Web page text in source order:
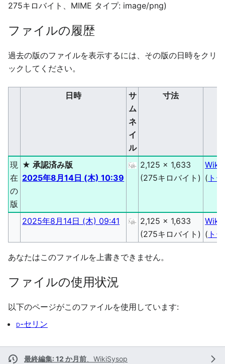
275キロバイト、MIME タイプ: image/png)
ファイルの履歴
過去の版のファイルを表示するには、その版の日時をクリ
ックしてください。
日時
サ
ム
ネ
イ
ル
寸法
現
在
の
版
★ 承認済み版
2025年8月14日 (木) 10:39
2,125 × 1,633
(275キロバイト) ( ト
2025年8月14日 (木) 09:41
2,125 × 1,633
(275キロバイト) ( ト
あなたはこのファイルを上書きできません。
ファイルの使用状況
以下のページがこのファイルを使用しています:
d-セリン
最終編集: 12 か月前 WikiSysop